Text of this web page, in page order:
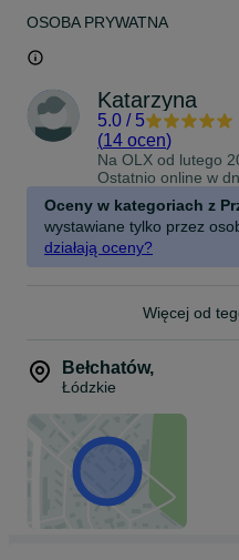
OSOBA PRYWATNA
Katarzyna
5.0 / 5
(14 ocen)
Na OLX od lutego
Ostatnio online w
Oceny w kategoriach z
wystawiane tylko przez
działają oceny?
Więcej od
Bełchatów,
Łódzkie